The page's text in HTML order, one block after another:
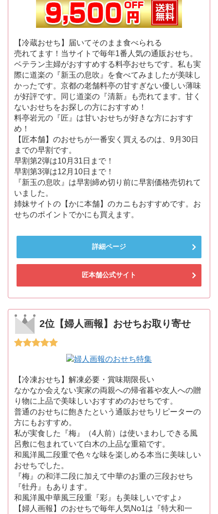
【冷蔵おせち】届いてそのまま食べられる
売れてます！当サイトで毎年1番人気の通販おせち。
ベテラン主婦がおすすめする料亭おせちです。私も実
際に道楽の『新玉の息吹』を食べてみましたが美味し
かったです。京都の老舗料亭の甘すぎない優しい薄味
が好評です。同じ道楽の『清新』も売れてます。甘く
ないおせちをお探しの方におすすめ！
料亭岩元の『匠』は甘いおせちが好きな方におすす
め！
【匠本舗】のおせちが一番安く買えるのは、9月30日
までの早割です。
早割第2弾は10月31日まで！
早割第3弾は12月10日まで！
『新玉の息吹』は早割締め切り前に早割価格売切れて
いました。
姉妹サイトの【かに本舗】のカニもおすすめです。お
せちのポイントでかにも買えます。
詳細ページ
匠本舗公式サイト
2位【婦人画報】おせちお取り寄せ
【冷凍おせち】解凍必要・賞味期限長い
なかなか会えない実家の両親への帰省暮や友人への贈
り物に上品で美味しいおすすめのおせちです。
普通のおせちに飽きたという通販おせちリピーターの
方にもおすすめ。
私が実食した『梅』（4人前）は使いまわしできる風
呂敷に包まれていて白木の上品な重箱です。
和風洋風二段重で色々な味を楽しめる本当に美味しい
おせちでした。
『梅』の和洋二段に加えて中華のお重の三段おせち
『牡丹』もあります。
和風洋風中華風三段重『彩』も美味しいですよ♪
【婦人画報】のおせちで毎年人気No1は『特大和一